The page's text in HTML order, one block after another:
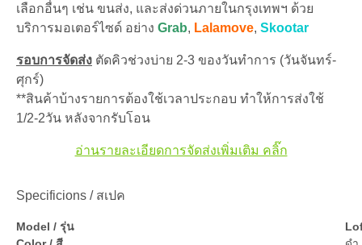
เลือกอื่นๆ เช่น ขนส่ง, และส่งด่วนภายในกรุงเทพฯ ด้วย
บริการมอเตอร์ไซด์ อย่าง Grab, Lalamove, Skootar
รอบการจัดส่ง ตัดคิวช่วงบ่าย 2-3 ของวันทำการ (วันจันทร์-
ศุกร์)
**สินค้าบ้างรายการต้องใช้เวลาประกอบ ทำให้การส่งใช้
1/2-2วัน หลังจากรับโอน
อ่านรายละเอียดการจัดส่งเพิ่มเติม คลิ๊ก
Specificions / สเปค
Model / รุ่น